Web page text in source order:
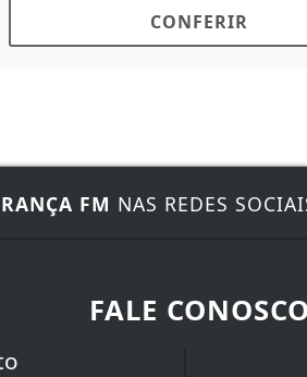
CONFERIR
FM NAS REDES
FALE CONOSCO